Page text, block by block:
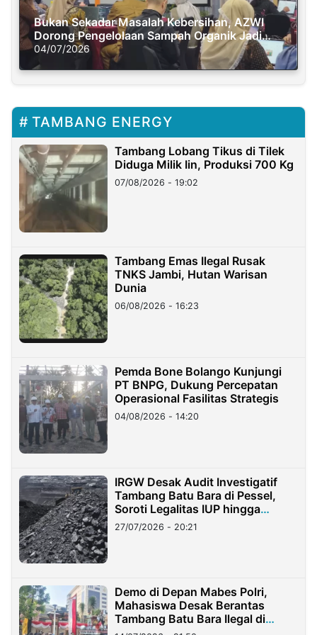
Bukan Sekadar Masalah Kebersihan, AZWI
Dorong Pengelolaan Sampah Organik Jadi
Solusi Krisis Iklim
04/07/2026
TAMBANG ENERGY
Tambang Lobang Tikus di Tilek
Diduga Milik Iin, Produksi 700 Kg
07/08/2026 - 19:02
Tambang Emas Ilegal Rusak
TNKS Jambi, Hutan Warisan
Dunia
06/08/2026 - 16:23
Pemda Bone Bolango Kunjungi
PT BNPG, Dukung Percepatan
Operasional Fasilitas Strategis
04/08/2026 - 14:20
IRGW Desak Audit Investigatif
Tambang Batu Bara di Pessel,
Soroti Legalitas IUP hingga
Stockpile
27/07/2026 - 20:21
Demo di Depan Mabes Polri,
Mahasiswa Desak Berantas
Tambang Batu Bara Ilegal di